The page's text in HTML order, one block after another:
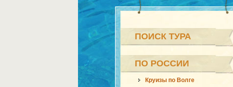
ПОИСК ТУРА
ПО РОССИИ
Круизы по Волге